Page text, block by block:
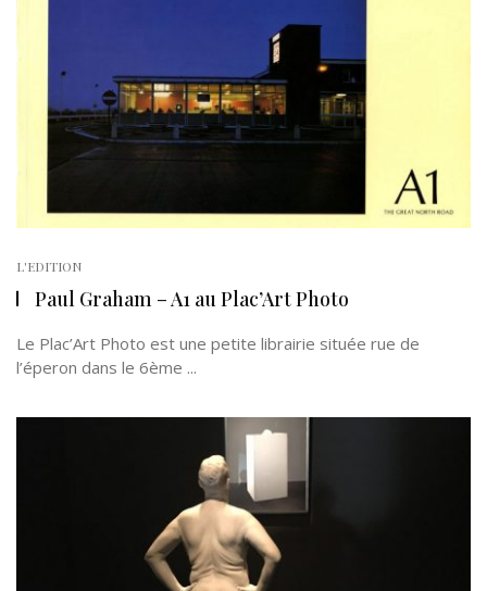
L'EDITION
Paul Graham – A1 au Plac’Art Photo
Le Plac’Art Photo est une petite librairie située rue de
l’éperon dans le 6ème ...